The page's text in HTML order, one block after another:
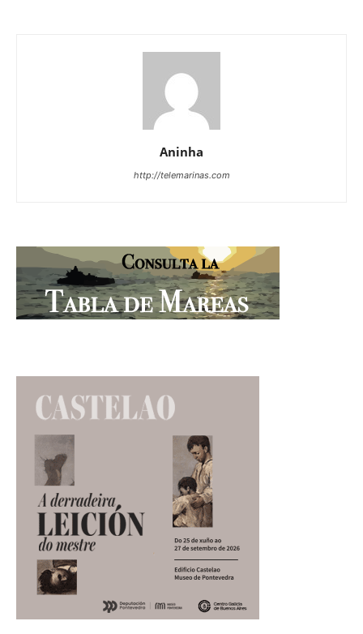
Aninha
http://telemarinas.com